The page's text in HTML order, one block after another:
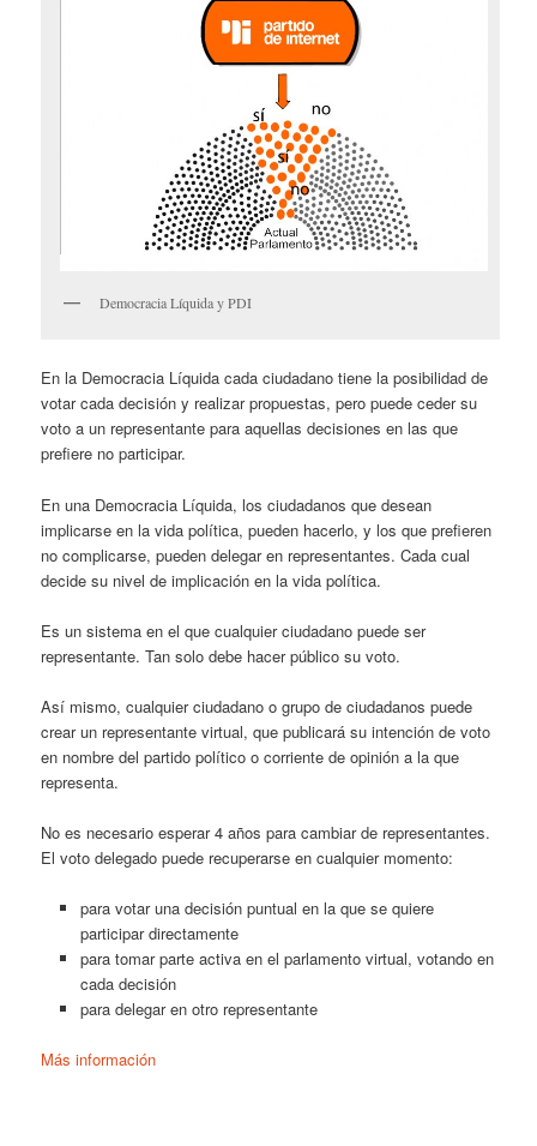
Democracia Líquida y PDI
En la Democracia Líquida cada ciudadano tiene la posibilidad de
votar cada decisión y realizar propuestas, pero puede ceder su
voto a un representante para aquellas decisiones en las que
prefiere no participar.
En una Democracia Líquida, los ciudadanos que desean
implicarse en la vida política, pueden hacerlo, y los que prefieren
no complicarse, pueden delegar en representantes. Cada cual
decide su nivel de implicación en la vida política.
Es un sistema en el que cualquier ciudadano puede ser
representante. Tan solo debe hacer público su voto.
Así mismo, cualquier ciudadano o grupo de ciudadanos puede
crear un representante virtual, que publicará su intención de voto
en nombre del partido político o corriente de opinión a la que
representa.
No es necesario esperar 4 años para cambiar de representantes.
El voto delegado puede recuperarse en cualquier momento:
para votar una decisión puntual en la que se quiere
participar directamente
para tomar parte activa en el parlamento virtual, votando en
cada decisión
para delegar en otro representante
Más información